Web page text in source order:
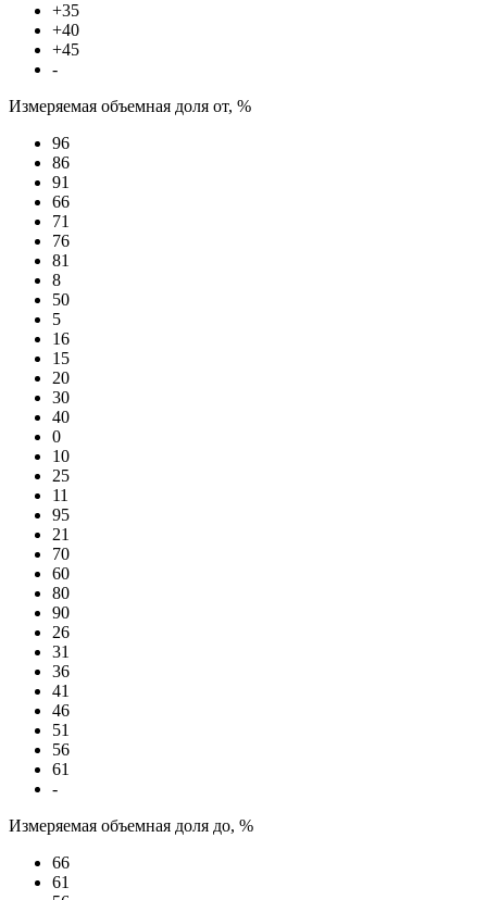
+35
+40
+45
-
Измеряемая объемная доля от, %
96
86
91
66
71
76
81
8
50
5
16
15
20
30
40
0
10
25
11
95
21
70
60
80
90
26
31
36
41
46
51
56
61
-
Измеряемая объемная доля до, %
66
61